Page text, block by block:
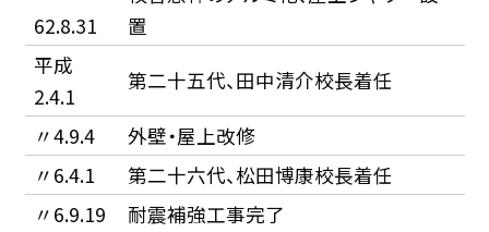
62.8.31
置
平成
2.4.1
第二十五代、田中清介校長着任
〃4.9.4
外壁・屋上改修
〃6.4.1
第二十六代、松田博康校長着任
〃6.9.19
耐震補強工事完了